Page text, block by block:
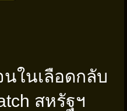
ในเลือดกลับ
สหรัฐฯ